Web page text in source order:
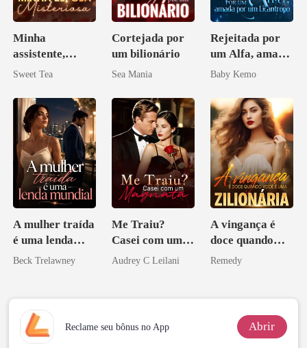
Minha
assistente,
minha esposa
Sweet Tea
Cortejada por
um bilionário
Sea Mania
Rejeitada por
um Alfa, amada
por um
Baby Kemo
A mulher traída
é uma lenda
mundial
Beck Trelawney
Me Traiu?
Casei com um
Magnata
Audrey C Leilani
A vingança é
doce quando
você é uma
Remedy
Reclame seu bônus no App Abrir